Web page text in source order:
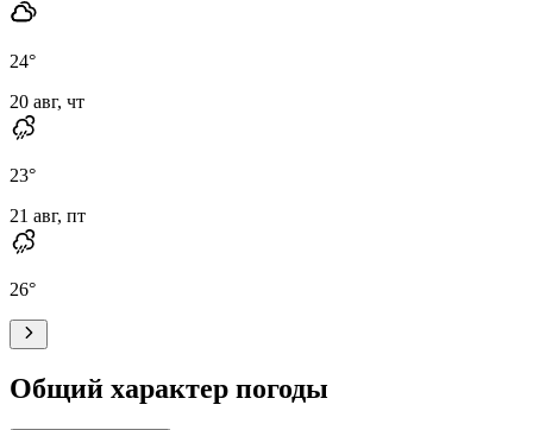
24°
20 авг, чт
23°
21 авг, пт
26°
Общий характер погоды